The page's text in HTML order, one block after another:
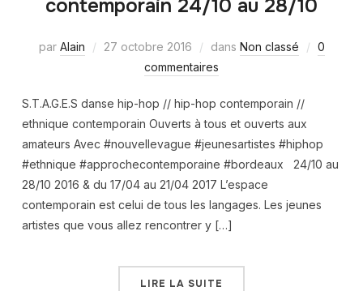
contemporain 24/10 au 28/10
par Alain 27 octobre 2016 dans Non classé
0
commentaires
S.T.A.G.E.S danse hip-hop // hip-hop contemporain //
ethnique contemporain Ouverts à tous et ouverts aux
amateurs Avec #nouvellevague #jeunesartistes #hiphop
#ethnique #approchecontemporaine #bordeaux 24/10 au
28/10 2016 & du 17/04 au 21/04 2017 L’espace
contemporain est celui de tous les langages. Les jeunes
artistes que vous allez rencontrer y […]
LIRE LA SUITE